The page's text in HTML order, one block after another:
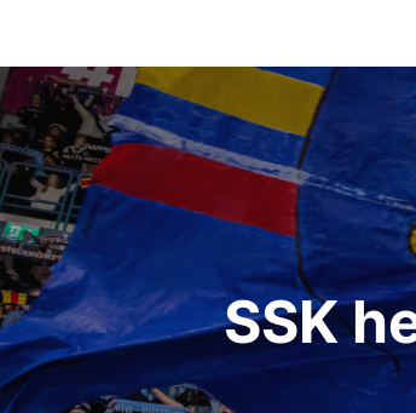
Inläggsnavigering
SSK